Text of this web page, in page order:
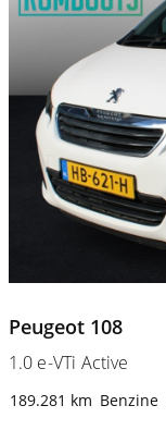
Peugeot 108
1.0 e-VTi Active
189.281 km Benzine